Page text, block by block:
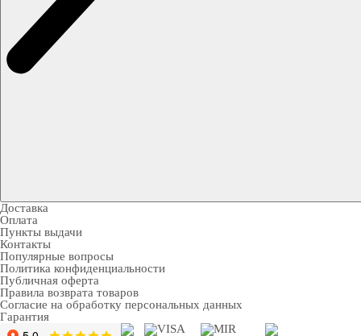
Доставка
Оплата
Пункты выдачи
Контакты
Популярные вопросы
Политика конфиденциальности
Публичная оферта
Правила возврата товаров
Согласие на обработку персональных данных
Гарантия